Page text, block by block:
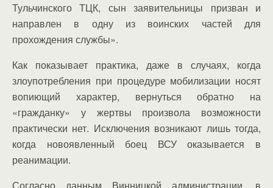
Тульчинского ТЦК, сын заявительницы призван и
направлен в одну из воинских частей для
прохождения службы».
Как показывает практика, даже в случаях, когда
злоупотребления при процедуре мобилизации носят
вопиющий характер, вернуться обратно на
«гражданку» у жертвы произвола возможности
практически нет. Исключения возникают лишь тогда,
когда новоявленный боец ВСУ оказывается в
реанимации.